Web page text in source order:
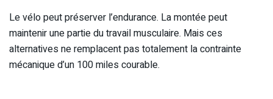
Le vélo peut préserver l’endurance. La montée peut
maintenir une partie du travail musculaire. Mais ces
alternatives ne remplacent pas totalement la contrainte
mécanique d’un 100 miles courable.